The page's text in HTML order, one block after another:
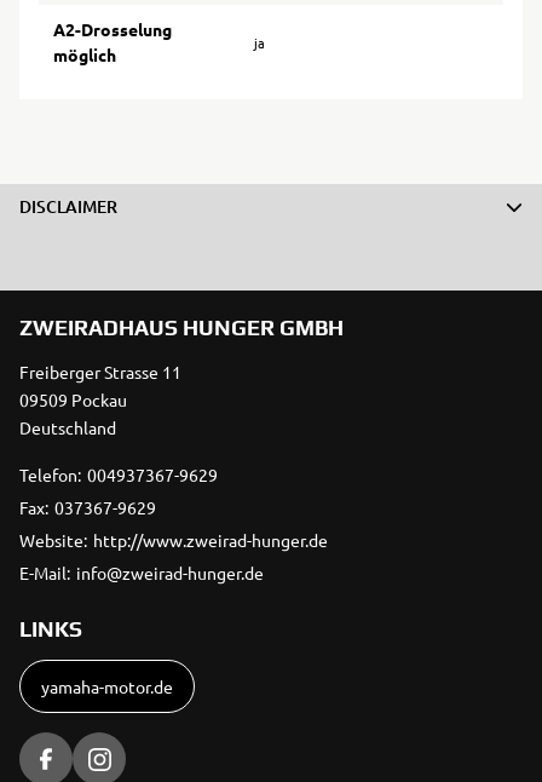
A2-Drosselung
möglich
ja
DISCLAIMER
ZWEIRADHAUS HUNGER GMBH
Freiberger Strasse 11
09509 Pockau
Deutschland
Telefon: 004937367-9629
Fax: 037367-9629
Website: http://www.zweirad-hunger.de
E-Mail: info@zweirad-hunger.de
LINKS
yamaha-motor.de